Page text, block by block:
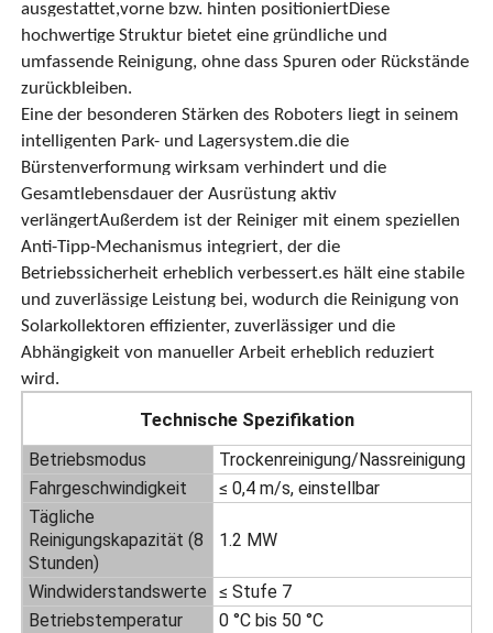
Über uns
Fabrik Tour
Qualitätskontrolle
Kontakt
Nachrichten
Referenzen
Sonnenkollektorreinigungsbürste
Sonnenkollektor-Rotationsbürste
ausgestattet,vorne bzw. hinten positioniertDiese
hochwertige Struktur bietet eine gründliche und
umfassende Reinigung, ohne dass Spuren oder Rückstände
zurückbleiben.
Eine der besonderen Stärken des Roboters liegt in seinem
intelligenten Park- und Lagersystem.die die
Bürstenverformung wirksam verhindert und die
Gesamtlebensdauer der Ausrüstung aktiv
verlängertAußerdem ist der Reiniger mit einem speziellen
Anti-Tipp-Mechanismus integriert, der die
Betriebssicherheit erheblich verbessert.es hält eine stabile
und zuverlässige Leistung bei, wodurch die Reinigung von
Solarkollektoren effizienter, zuverlässiger und die
Abhängigkeit von manueller Arbeit erheblich reduziert
wird.
Technische Spezifikation
Betriebsmodus
Trockenreinigung/Nassreinigung
Fahrgeschwindigkeit
≤ 0,4 m/s, einstellbar
Tägliche
Reinigungskapazität (8
Stunden)
1.2 MW
Windwiderstandswerte
≤ Stufe 7
Betriebstemperatur
0 °C bis 50 °C